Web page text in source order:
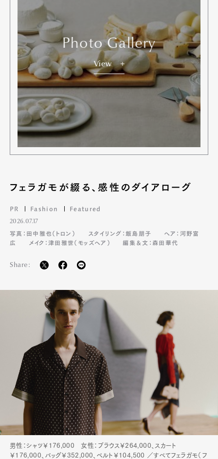
Photo Gallery
View
フェラガモが綴る、感性のダイアローグ
PR Fashion Featured
2026.07.17
写真：田中雅也（トロン）
スタイリング：飯島朋子
ヘア：河野富
広
メイク：津田雅世（モッズヘア） 編集＆文：森田華代
Share:
男性：シャツ￥176,000 女性：ブラウス￥264,000、スカート
￥176,000、バッグ￥352,000、ベルト￥104,500 ／すべてフェラガモ（フ